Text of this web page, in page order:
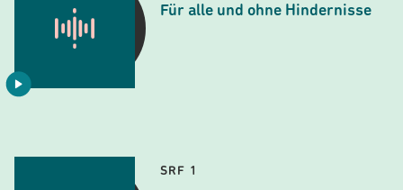
Für alle und ohne Hindernisse
SRF 1